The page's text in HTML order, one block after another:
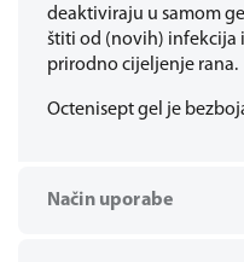
deaktiviraju u samom
štiti od (novih) infekcija
prirodno cijeljenje rana.
Octenisept gel je
Način uporabe